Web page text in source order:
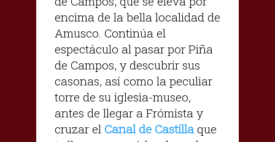
encima de la bella localidad de
Amusco. Continúa el
espectáculo al pasar por Piña
de Campos, y descubrir sus
casonas, así como la peculiar
torre de su iglesia-museo,
antes de llegar a Frómista y
cruzar el Canal de Castilla que